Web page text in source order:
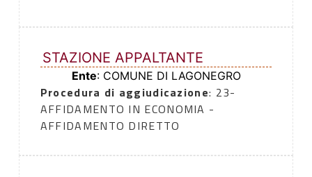
STAZIONE APPALTANTE
Ente: COMUNE DI LAGONEGRO
Procedura di aggiudicazione: 23-
AFFIDAMENTO IN ECONOMIA -
AFFIDAMENTO DIRETTO